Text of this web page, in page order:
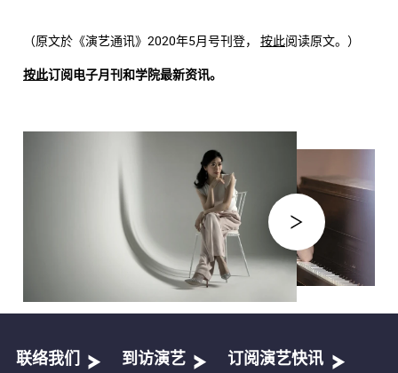
（原文於《演艺通讯》2020年5月号刊登， 按此阅读原文。）
按此订阅电子月刊和学院最新资讯。
联络我们 到访演艺 订阅演艺快讯